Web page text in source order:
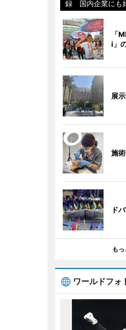
録 国内企業にも
「
i」
展
施
ド
も
ワールドフォ